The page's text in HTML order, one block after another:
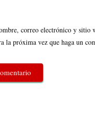
correo electrónico y sitio
la próxima vez que haga un